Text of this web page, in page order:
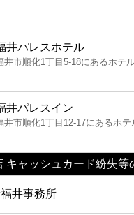
ード
井パレスホテル
井市順化1丁目5-18にあるホテ
井パレスイン
井市順化1丁目12-17にあるホテ
キャッシュカード紛失
井事務所